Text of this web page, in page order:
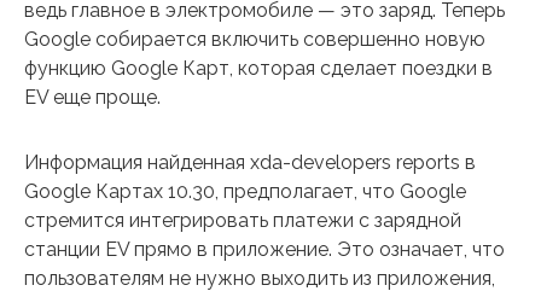
ведь главное в электромобиле — это заряд. Теперь
Google собирается включить совершенно новую
функцию Google Карт, которая сделает поездки в
EV еще проще.
Информация найденная xda-developers reports в
Google Картах 10.30, предполагает, что Google
стремится интегрировать платежи с зарядной
станции EV прямо в приложение. Это означает, что
пользователям не нужно выходить из приложения,